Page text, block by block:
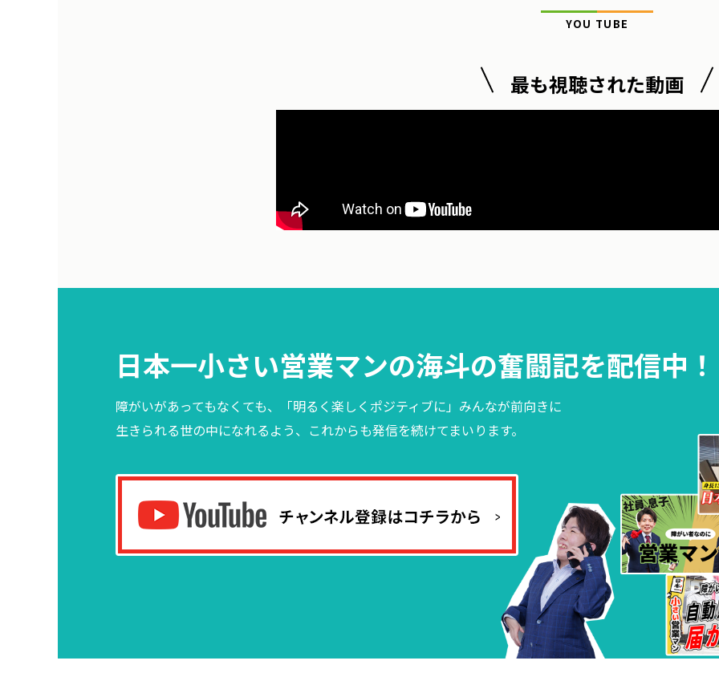
YOU TUBE
最も視聴された動画
日本一小さい営業マンの海斗の奮闘記を配信中
障がいがあってもなくても、「明るく楽しくポジティブに」みんなが前向きに
生きられる世の中になれるよう、これからも発信を続けてまいります。